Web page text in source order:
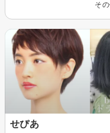
そ
せぴあ